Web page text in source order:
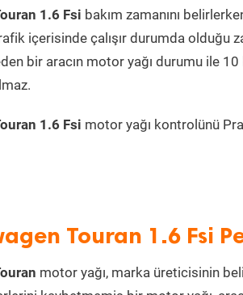
1.6 Fsi bakım zamanını
içerisinde çalışır durumda
bir aracın motor yağı durumu ile
1.6 Fsi motor yağı kontrolünü
Touran 1.6 Fsi
motor yağı, marka üreticisinin